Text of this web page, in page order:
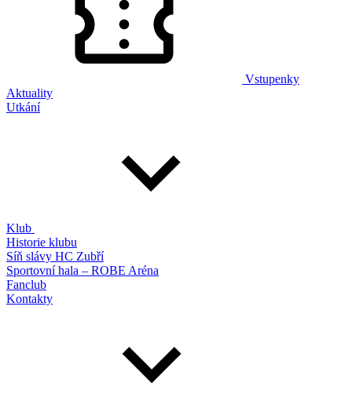
Vstupenky
Aktuality
Utkání
Klub
Historie klubu
Síň slávy HC Zubří
Sportovní hala – ROBE Aréna
Fanclub
Kontakty